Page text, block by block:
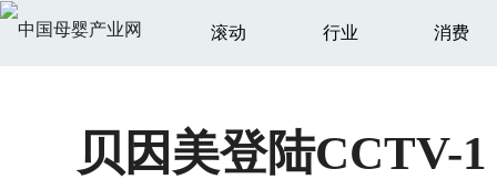
滚动 行业 消费
贝因美登陆CCTV-